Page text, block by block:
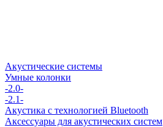
Акустические системы
Умные колонки
-2.0-
-2.1-
Акустика с технологией Bluetooth
Аксессуары для акустических систем